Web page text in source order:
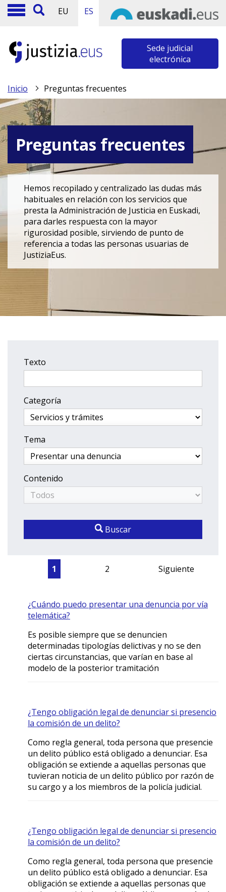
EU ES
Sede judicial
electrónica
Inicio Preguntas frecuentes
Preguntas frecuentes
Hemos recopilado y centralizado las dudas más
habituales en relación con los servicios que
presta la Administración de Justicia en Euskadi,
para darles respuesta con la mayor
rigurosidad posible, sirviendo de punto de
referencia a todas las personas usuarias de
JustiziaEus.
Texto
Categoría
Tema
Contenido
Buscar
1 2 Siguiente
¿Cuándo puedo presentar una denuncia por vía
telemática?
Es posible siempre que se denuncien
determinadas tipologías delictivas y no se den
ciertas circunstancias, que varían en base al
modelo de la posterior tramitación
¿Tengo obligación legal de denunciar si presencio
la comisión de un delito?
Como regla general, toda persona que presencie
un delito público está obligado a denunciar. Esa
obligación se extiende a aquellas personas que
tuvieran noticia de un delito público por razón de
su cargo y a los miembros de la policía judicial.
¿Tengo obligación legal de denunciar si presencio
la comisión de un delito?
Como regla general, toda persona que presencie
un delito público está obligado a denunciar. Esa
obligación se extiende a aquellas personas que